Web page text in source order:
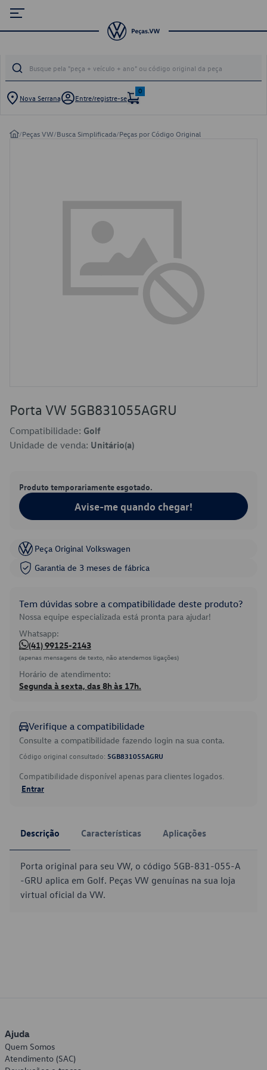
Nova Serrana Entre/registre-se
0
/Peças VW/Busca Simplificada/Peças por Código Original
Porta VW 5GB831055AGRU
Compatibilidade: Golf
Unidade de venda: Unitário(a)
Produto temporariamente esgotado.
Avise-me quando chegar!
Peça Original Volkswagen
Garantia de 3 meses de fábrica
Tem dúvidas sobre a compatibilidade deste produto?
Nossa equipe especializada está pronta para ajudar!
Whatsapp:
(41) 99125-2143
(apenas mensagens de texto, não atendemos ligações)
Horário de atendimento:
Segunda à sexta, das 8h às 17h.
Verifique a compatibilidade
Consulte a compatibilidade fazendo login na sua conta.
Código original consultado: 5GB831055AGRU
Compatibilidade disponível apenas para clientes logados.
Entrar
Descrição Características Aplicações
Porta original para seu VW, o código 5GB-831-055-A
-GRU aplica em Golf. Peças VW genuínas na sua loja
virtual oficial da VW.
Ajuda
Quem Somos
Atendimento (SAC)